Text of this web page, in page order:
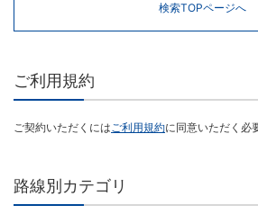
検索TOPページへ
ご利用規約
ご契約いただくにはご利用規約に同意いただく必
路線別カテゴリ